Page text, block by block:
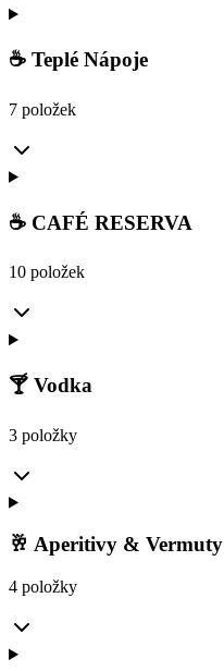
☕ Teplé Nápoje
7 položek
☕ CAFÉ RESERVA
10 položek
🍸 Vodka
3 položky
🥂 Aperitivy & Vermuty
4 položky